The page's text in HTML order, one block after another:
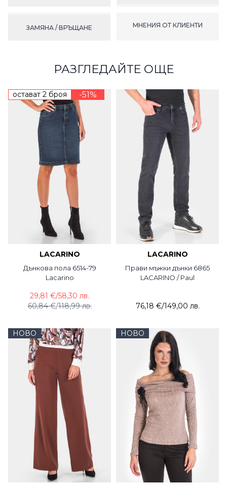
ЗАМЯНА / ВРЪЩАНЕ МНЕНИЯ ОТ КЛИЕНТИ
РАЗГЛЕДАЙТЕ ОЩЕ
остават 2 броя -51%
LACARINO
Дънкова пола 6514-79
Lacarino
60,84 €/118,99 лв.
29,81 €/58,30 лв.
LACARINO
Прави мъжки дънки 6865
LACARINO / Paul
76,18 €/149,00 лв.
НОВО НОВО